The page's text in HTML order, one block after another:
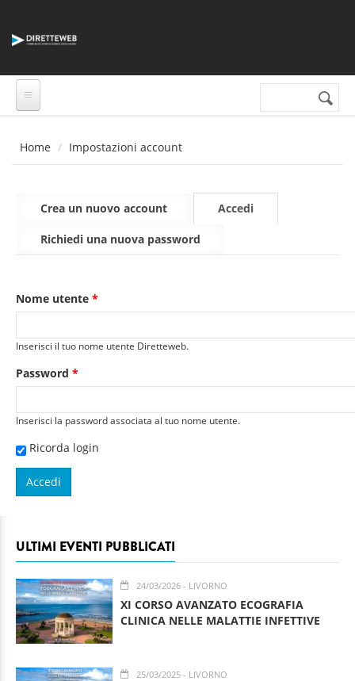
Form di
Cerca nel sito
Home Impostazioni account
Schede primarie
Crea un nuovo account Accedi
attiva)
Richiedi una nuova password
Nome utente *
Inserisci il tuo nome utente Diretteweb.
Password *
Inserisci la password associata al tuo nome utente.
Ricorda login
ULTIMI EVENTI PUBBLICATI
24/03/2026 - LIVORNO
XI CORSO AVANZATO ECOGRAFIA
CLINICA NELLE MALATTIE INFETTIVE
25/03/2025 - LIVORNO